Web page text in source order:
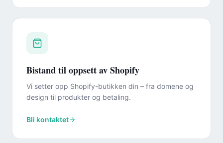
Bistand til oppsett av Shopify
Vi setter opp Shopify-butikken din – fra domene og
design til produkter og betaling.
Bli kontaktet